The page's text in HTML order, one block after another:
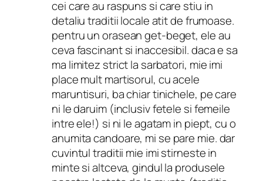
cei care au raspuns si care stiu in
detaliu traditii locale atit de frumoase.
pentru un orasean get-beget, ele au
ceva fascinant si inaccesibil. daca e sa
ma limitez strict la sarbatori, mie imi
place mult martisorul, cu acele
maruntisuri, ba chiar tinichele, pe care
ni le daruim (inclusiv fetele si femeile
intre ele!) si ni le agatam in piept, cu o
anumita candoare, mi se pare mie. dar
cuvintul traditii mie imi stirneste in
minte si altceva, gindul la produsele